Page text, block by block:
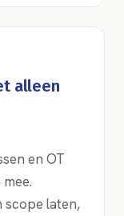
alleen
en OT
scope laten,